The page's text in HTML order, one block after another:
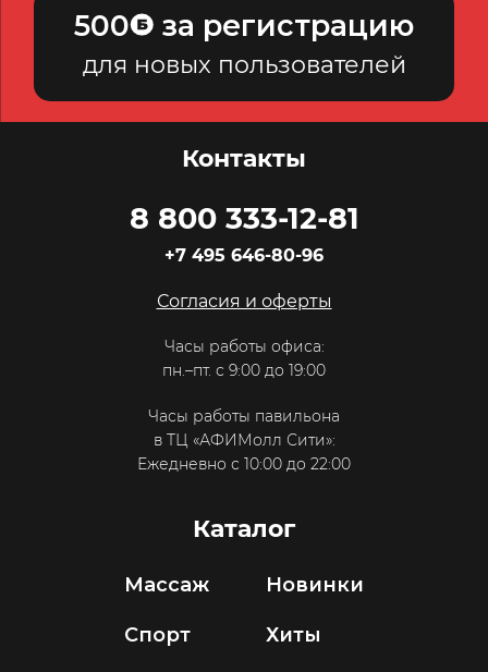
500 за регистрацию
для новых пользователей
Контакты
8 800 333-12-81
+7 495 646-80-96
Согласия и оферты
Часы работы офиса:
пн.–пт. с 9:00 до 19:00
Часы работы павильона
в ТЦ «АФИМолл Сити»:
Ежедневно с 10:00 до 22:00
Каталог
Массаж
Спорт
Новинки
Хиты